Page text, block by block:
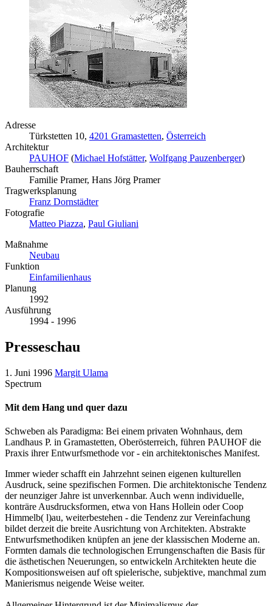
Adresse
Türkstetten 10, 4201 Gramastetten, Österreich
Architektur
PAUHOF (Michael Hofstätter, Wolfgang Pauzenberger)
Bauherrschaft
Familie Pramer, Hans Jörg Pramer
Tragwerksplanung
Franz Dornstädter
Fotografie
Matteo Piazza, Paul Giuliani
Maßnahme
Neubau
Funktion
Einfamilienhaus
Planung
1992
Ausführung
1994 - 1996
Presseschau
1. Juni 1996 Margit Ulama
Spectrum
Mit dem Hang und quer dazu
Schweben als Paradigma: Bei einem privaten Wohnhaus, dem
Landhaus P. in Gramastetten, Oberösterreich, führen PAUHOF die
Praxis ihrer Entwurfsmethode vor - ein architektonisches Manifest.
Immer wieder schafft ein Jahrzehnt seinen eigenen kulturellen
Ausdruck, seine spezifischen Formen. Die architektonische Tendenz
der neunziger Jahre ist unverkennbar. Auch wenn individuelle,
konträre Ausdrucksformen, etwa von Hans Hollein oder Coop
Himmelb( l)au, weiterbestehen - die Tendenz zur Vereinfachung
bildet derzeit die breite Ausrichtung von Architekten. Abstrakte
Entwurfsmethodiken knüpfen an jene der klassischen Moderne an.
Formten damals die technologischen Errungenschaften die Basis für
die ästhetischen Neuerungen, so entwickeln Architekten heute die
Kompositionsweisen auf oft spielerische, subjektive, manchmal zum
Manierismus neigende Weise weiter.